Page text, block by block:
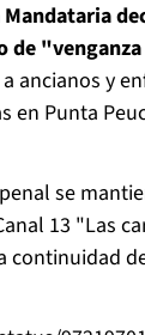
Mandataria
de
ancianos y
en Punta
se
13 "Las
continuidad